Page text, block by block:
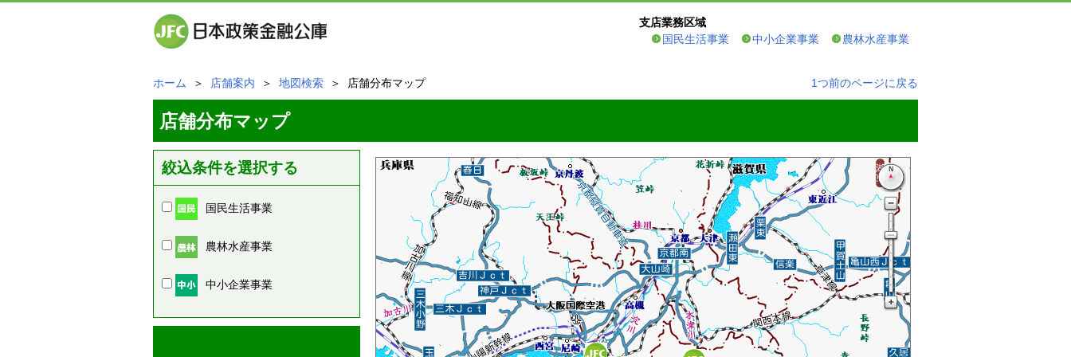
支店業務区域
国民生活事業
中小企業事業 農林水産事業
ホーム ＞ 店舗案内 ＞ 地図検索 ＞ 店舗分布マップ 1つ前のページに戻る
店舗分布マップ
絞込条件を選択する
国民生活事業
農林水産事業
中小企業事業